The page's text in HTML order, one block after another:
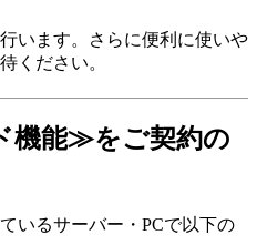
います。さらに便利に使いや
ください。
機能≫をご契約の
いるサーバー・PCで以下の